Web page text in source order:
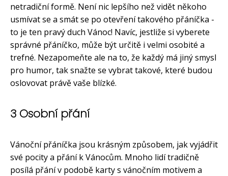
netradiční formě. Není nic lepšího než vidět někoho
usmívat se a smát se po otevření takového přáníčka -
to je ten pravý duch Vánoc! Navíc, jestliže si vyberete
správné přáníčko, může být určitě i velmi osobité a
trefné. Nezapomeňte ale na to, že každý má jiný smysl
pro humor, tak snažte se vybrat takové, které budou
oslovovat právě vaše blízké.
3 Osobní přání
Vánoční přáníčka jsou krásným způsobem, jak vyjádřit
své pocity a přání k Vánocům. Mnoho lidí tradičně
posílá přání v podobě karty s vánočním motivem a